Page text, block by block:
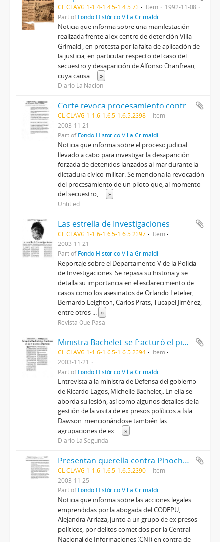
CL CLAVG 1-1.4-1.4.5-1.4.5.73 Item
1992-11-08
Part ofFondo Histórico Villa Grimaldi
Noticia que informa sobre una manifestación
realizada frente al ex centro de detención Villa
Grimaldi, en protesta por la falta de aplicación de
la justicia, en particular respecto del caso del
secuestro y desaparición de Alfonso Chanfreau,
cuya causa ... »
Diario La Nación
Corte revoca procesamiento contra piloto en caso de DD.HH
CL CLAVG 1-1.6-1.6.5-1.6.5.2398
Item
2003-11-21
Part ofFondo Histórico Villa Grimaldi
Noticia que informa sobre el proceso judicial
llevado a cabo para investigar la desaparición
forzada de detenidos lanzados al mar durante la
dictadura cívico-militar. Se menciona la revocación
del procesamiento de un piloto que, al momento
del secuestro, ... »
Untitled
Las estrella de Investigaciones
CL CLAVG 1-1.6-1.6.5-1.6.5.2397
Item
2003-11-21
Part ofFondo Histórico Villa Grimaldi
Reportaje sobre el Departamento V de la Policía
de Investigaciones. Se repasa su historia y se
detalla su importancia en el esclarecimiento de
casos como los asesinatos de Orlando Letelier,
Bernardo Leighton, Carlos Prats, Tucapel Jiménez,
entre otros ... »
Revista Qué Pasa
Ministra Bachelet se fracturó el pie y no va a Dawson
CL CLAVG 1-1.6-1.6.5-1.6.5.2394
Item
2003-11-21
Part ofFondo Histórico Villa Grimaldi
Entrevista a la ministra de Defensa del gobierno
de Ricardo Lagos, Michelle Bachelet,. En ella se
aborda su lesión, así como algunos detalles de la
gestión de la visita de ex presos políticos a Isla
Dawson, mencionándose también las
agrupaciones de ex ... »
Diario La Segunda
Presentan querella contra Pinochet, Jarpa y Fernández
CL CLAVG 1-1.6-1.6.5-1.6.5.2390
Item
2003-11-25
Part ofFondo Histórico Villa Grimaldi
Noticia que informa sobre las acciones legales
emprendidas por la abogada del CODEPU,
Alejandra Arriaza, junto a un grupo de ex presos
políticos, por delitos cometidos por la Central
Nacional de Informaciones (CNI) en contra de